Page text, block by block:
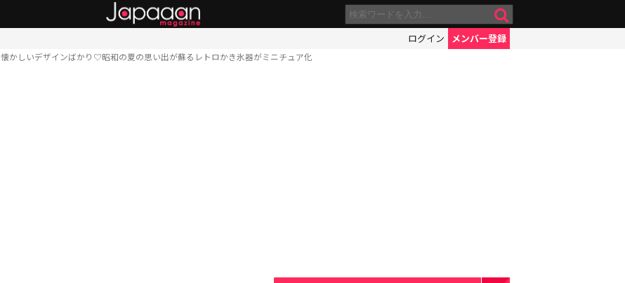
ログイン メンバー登録
懐かしいデザインばかり♡昭和の夏の思い出が蘇るレトロかき氷器がミニチュア化